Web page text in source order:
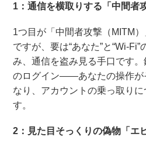
1：通信を横取りする「中間者
1つ目が「中間者攻撃（MITM
ですが、要は“あなた”と“Wi-
み、通信を盗み見る手口です
のログイン——あなたの操作が
なり、アカウントの乗っ取り
す。
2：見た目そっくりの偽物「エ